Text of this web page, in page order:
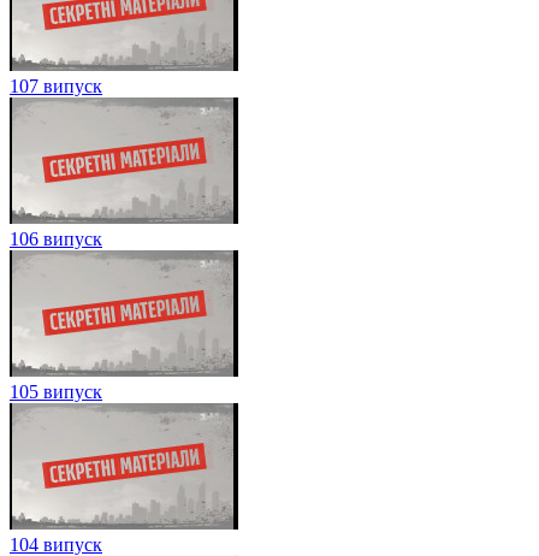
107 випуск
106 випуск
105 випуск
104 випуск